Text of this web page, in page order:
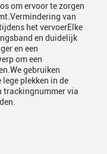
om ervoor te zorgen
van
het vervoerElke
en duidelijk
en een
om een
gebruiken
plekken in de
trackingnummer via